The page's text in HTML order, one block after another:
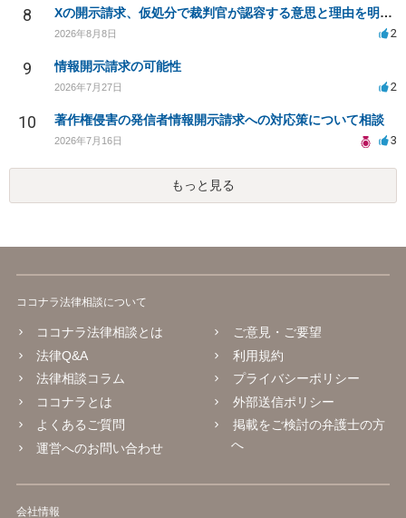
8 Xの開示請求、仮処分で裁判官が認容する意思と理由を明確化しても、相手側は争って引き延ばしますか
2026年8月8日 2
9 情報開示請求の可能性
2026年7月27日 2
10 著作権侵害の発信者情報開示請求への対応策について相談
2026年7月16日 3
もっと見る
ココナラ法律相談について
ココナラ法律相談とは
法律Q&A
法律相談コラム
ココナラとは
よくあるご質問
運営へのお問い合わせ
ご意見・ご要望
利用規約
プライバシーポリシー
外部送信ポリシー
掲載をご検討の弁護士の方
へ
会社情報